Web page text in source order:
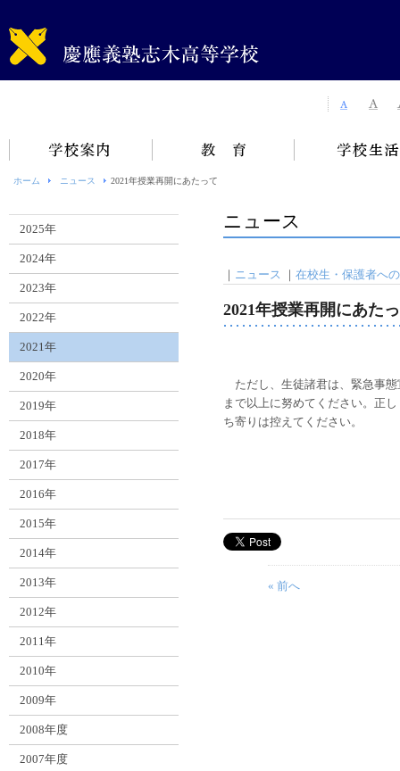
ホーム ニュース 2021年授業再開にあたって
ニュース
｜ ニュース ｜ 在校生・保護者へ
2021年授業再開にあた
ただし、生徒諸君は、緊急事態
まで以上に努めてください。正
ち寄りは控えてください。
« 前へ
2025年
2024年
2023年
2022年
2021年
2020年
2019年
2018年
2017年
2016年
2015年
2014年
2013年
2012年
2011年
2010年
2009年
2008年度
2007年度